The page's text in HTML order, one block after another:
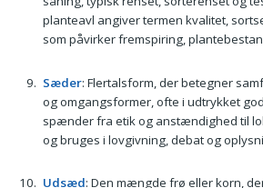
planteavl angiver termen kvalitet,
som påvirker fremspiring,
Sæder: Flertalsform, der betegner
og omgangsformer, ofte i udtrykket
spænder fra etik og anstændighed til
og bruges i lovgivning, debat og
Udsæd: Den mængde frø eller korn,